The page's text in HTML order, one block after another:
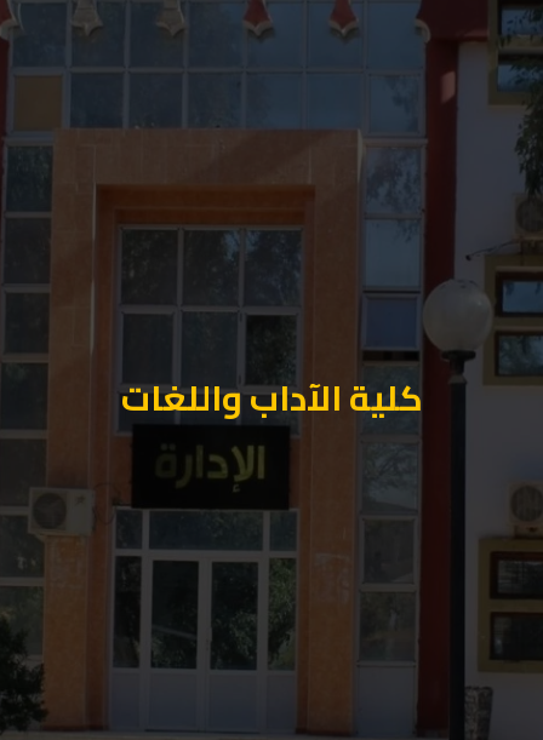
كلية الآداب واللغات